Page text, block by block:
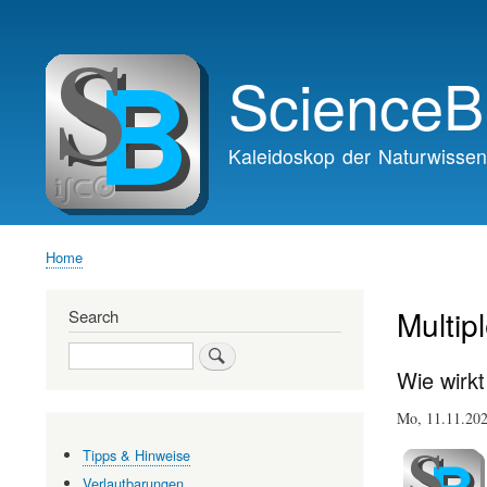
navigation
Kaleidoskop der
Home
Wie
Mo,
Search
Search
Tipps & Hinweise
Verlautbarungen